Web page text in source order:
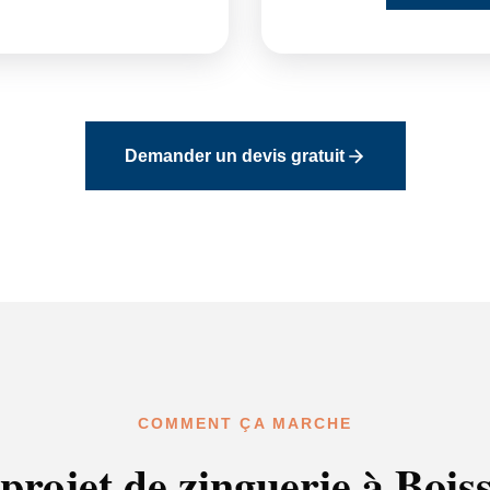
Demander un devis gratuit
COMMENT ÇA MARCHE